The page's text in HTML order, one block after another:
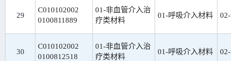
29
C010102002
0100811889
01-非血管介入治
疗类材料
01-呼吸介入材料
30
C010102002
0100812518
01-非血管介入治
疗类材料
01-呼吸介入材料